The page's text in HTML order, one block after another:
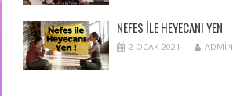
NEFES ILE HEYECANI YEN
2 OCAK 2021 ADMIN